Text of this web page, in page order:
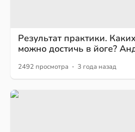
Результат практики.
можно достичь в йоге?
2492 просмотра · 3 года назад